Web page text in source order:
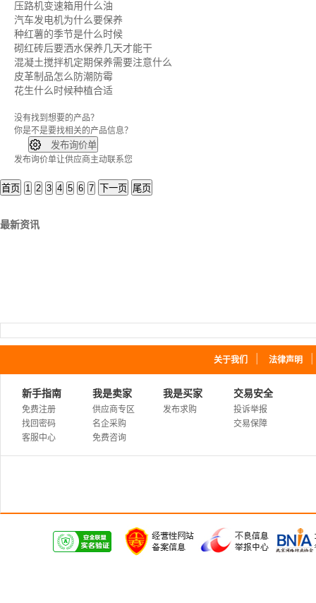
压路机变速箱用什么油
汽车发电机为什么要保养
种红薯的季节是什么时候
砌红砖后要洒水保养几天才能干
混凝土搅拌机定期保养需要注意什么
皮革制品怎么防潮防霉
花生什么时候种植合适
没有找到想要的产品？
你是不是要找相关的产品信息？
 发布询价单
发布询价单让供应商主动联系您
首页 1 2 3 4 5 6 7 下一页 尾页
最新资讯
关于我们 法律声明
新手指南
免费注册
找回密码
客服中心
我是卖家
供应商专区
名企采购
免费咨询
我是买家
发布求购
交易安全
投诉举报
交易保障